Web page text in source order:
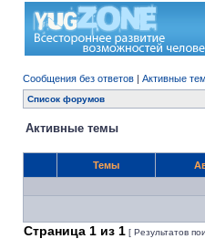
Сообщения без ответов | Активные
Список форумов
Активные темы
Темы
Страница 1 из 1 [ Результатов